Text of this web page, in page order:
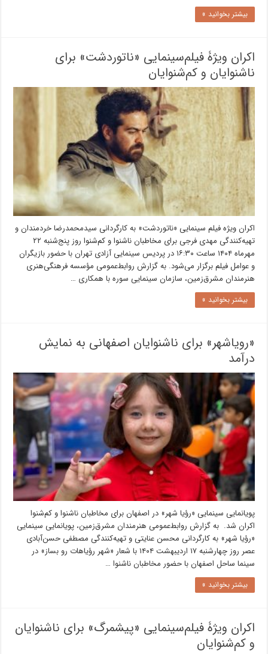
بیشتر بخوانید »
اکران ویژۀ فیلم‌سینمایی «ناتوردشت» برای
ناشنوایان و کم‌شنوایان
اکران ویژه فیلم سینمایی «ناتوردشت» به کارگردانی سیدمحمدرضا خردمندان و
تهیه‌کنندگی مهدی فرجی برای مخاطبان ناشنوا و کم‌شنوا روز پنج‌شنبه ۲۲
مهرماه ۱۴۰۴ ساعت ۱۶:۳۰ در پردیس سینمایی آزادی تهران با حضور بازیگران
و عوامل فیلم برگزار می‌شود. به گزارش روابط‌عمومی مؤسسه فرهنگی‌هنری
هنرمندان مشرق‌زمین، سازمان سینمایی سوره با همکاری …
بیشتر بخوانید »
«رویاشهر» برای ناشنوایان اصفهانی به نمایش
درآمد
پویانمایی سینمایی «رؤیا شهر» در اصفهان برای مخاطبان ناشنوا و کم‌شنوا
اکران شد. به گزارش روابط‌عمومی هنرمندان مشرق‌زمین، پویانمایی سینمایی
«رؤیا شهر» به کارگردانی محسن عنایتی و تهیه‌کنندگی مصطفی حسن‌آبادی
عصر روز چهارشنبه ۱۷ اردیبهشت ۱۴۰۴ با شعار «شهر رؤیاهات رو بساز» در
سینما ساحل اصفهان با حضور مخاطبان ناشنوا …
بیشتر بخوانید »
اکران ویژۀ فیلم‌سینمایی «پیشمرگ» برای ناشنوایان
و کم‌شنوایان